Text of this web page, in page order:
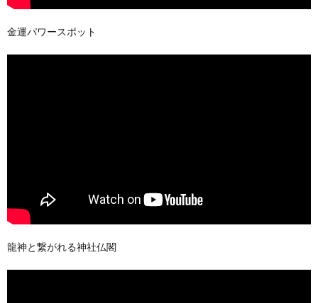
金運パワースポット
龍神と繋がれる神社仏閣